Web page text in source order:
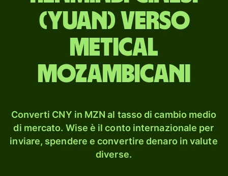
(yuan) verso
metical
mozambicani
Converti CNY in MZN al tasso di cambio medio
di mercato. Wise è il conto internazionale per
inviare, spendere e convertire denaro in valute
diverse.